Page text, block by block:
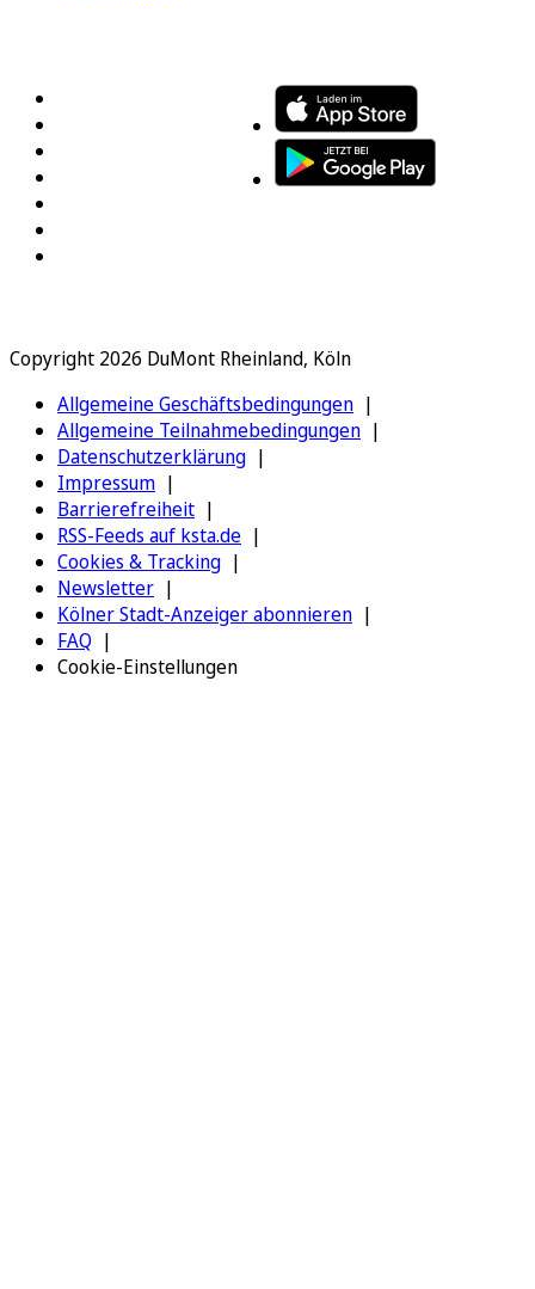
Copyright 2026 DuMont Rheinland, Köln
Allgemeine Geschäftsbedingungen
Allgemeine Teilnahmebedingungen
Datenschutzerklärung
Impressum
Barrierefreiheit
RSS-Feeds auf ksta.de
Cookies & Tracking
Newsletter
Kölner Stadt-Anzeiger abonnieren
FAQ
Cookie-Einstellungen